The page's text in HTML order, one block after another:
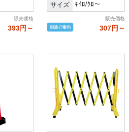
販売価格
393円～
サイズ
ｷｲﾛ/ｸﾛ～
販売価格
307円～